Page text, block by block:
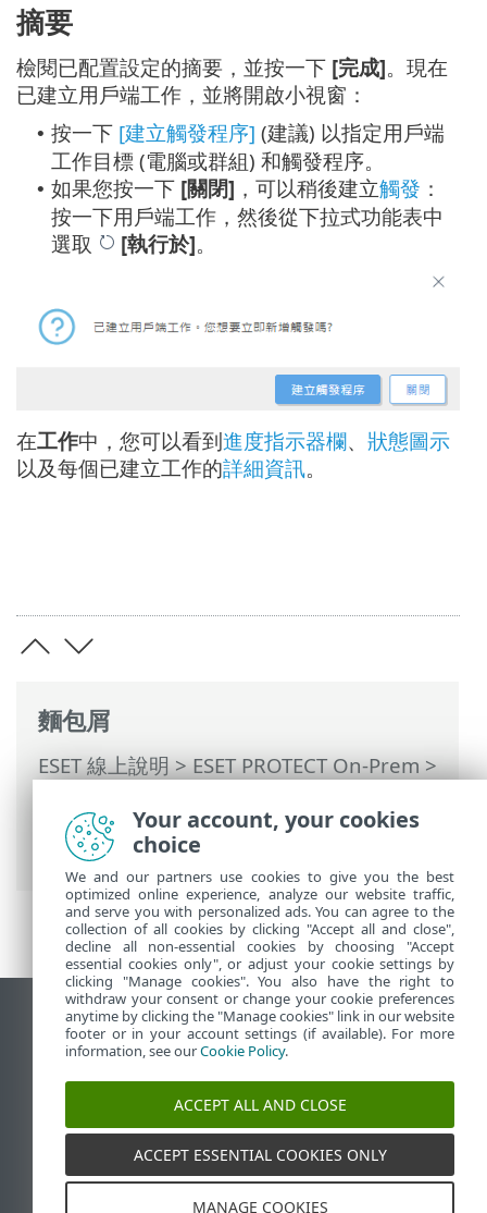
麵包屑
ESET 線上說明>ESET PROTECT On-Prem>
PROTECT On-Prem 主功能表>工作>用戶
端工作> 隔離管理
摘要
檢閱已配置設定的摘要，並按一下 [完成]。現在
已建立用戶端工作，並將開啟小視窗：
• 按一下 [建立觸發程序] (建議) 以指定用戶端
工作目標 (電腦或群組) 和觸發程序。
• 如果您按一下 [關閉] ，可以稍後建立觸發 ：
按一下用戶端工作，然後從下拉式功能表中
選取
[執行於]。
在工作中，您可以看到進度指示器欄、 狀態圖示
以及每個已建立工作的詳細資訊。
檢視桌面網站
End of Life
ESET 知識庫
ESET Status Portal
地區設定
Your account, your cookies
choice
We and our partners use cookies to give you the best
optimized online experience, analyze our website traffic,
and serve you with personalized ads. You can agree to the
collection of all cookies by clicking "Accept all and close",
decline all non-essential cookies by choosing "Accept
essential cookies only", or adjust your cookie settings by
clicking "Manage cookies". You also have the right to
withdraw your consent or change your cookie preferences
anytime by clicking the "Manage cookies" link in our website
footer or in your account settings (if available). For more
information, see ourCookie Policy.
ACCEPT ALL AND CLOSE
ACCEPT ESSENTIAL COOKIES ONLY
MANAGE COOKIES